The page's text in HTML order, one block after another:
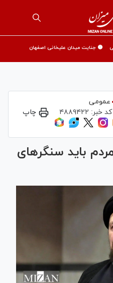
🟡 جنایت میدان علیخانی اصفهان
عمومی
کد خبر: ۴۸۸۹۴۲۲ چاپ
باید سنگر‌های